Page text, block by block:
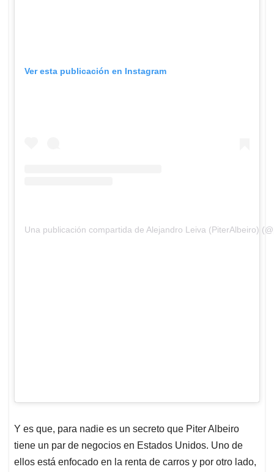
Ver esta publicación en Instagram
Una publicación compartida de Alejandro Leiva (PiterAlbeiro)
Y es que, para nadie es un secreto que Piter Albeiro
tiene un par de negocios en Estados Unidos. Uno de
ellos está enfocado en la renta de carros y por otro lado,